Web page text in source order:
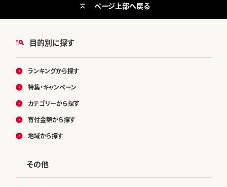
目的別に探す
ランキングから探す
特集・キャンペーン
カテゴリーから探す
寄付金額から探す
地域から探す
その他
ページ上部へ戻る